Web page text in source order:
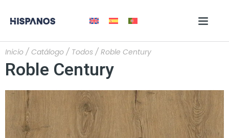
Inicio / Catálogo / Todos / Roble Century
Roble Century